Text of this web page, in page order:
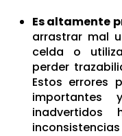
Es altamente
arrastrar mal
celda o
perder
Estos errores
importantes
inadvertidos